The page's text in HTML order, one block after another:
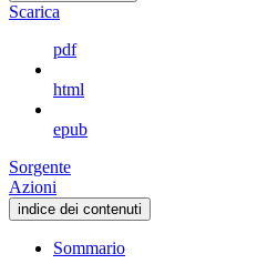
Scarica
pdf
html
epub
Sorgente
Azioni
indice dei contenuti
Sommario